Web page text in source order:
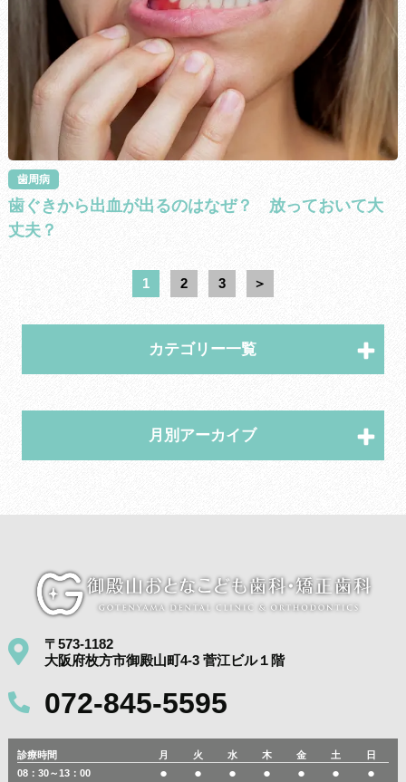
歯周病
歯ぐきから出血が出るのはなぜ？ 放っておいて大
丈夫？
1 2 3 ＞
カテゴリー一覧
月別アーカイブ
〒573-1182
大阪府枚方市御殿山町4-3 菅江ビル１階
072-845-5595
診療時間 月 火 水 木 金 土
日
08：30～13：00
● ● ● ● ● ● ●